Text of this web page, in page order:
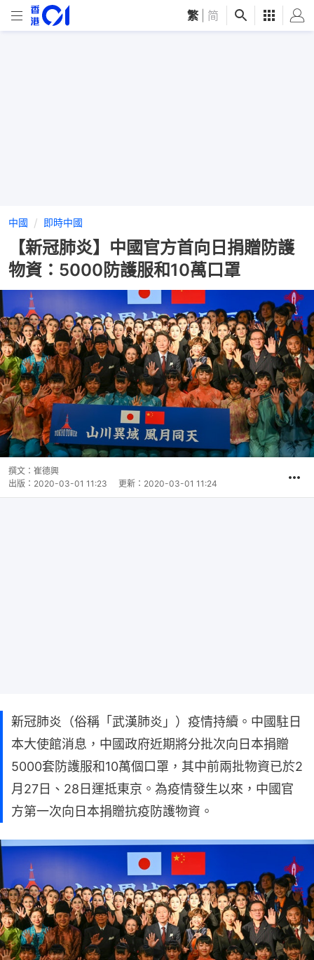
繁 简
中國 即時中國
【新冠肺炎】中國官方首向日捐贈防護
物資：5000防護服和10萬口罩
撰文： 崔德興
出版： 2020-03-01 11:23 更新： 2020-03-01 11:24
新冠肺炎（俗稱「武漢肺炎」）疫情持續。中國駐日
本大使館消息，中國政府近期將分批次向日本捐贈
5000套防護服和10萬個口罩，其中前兩批物資已於2
月27日、28日運抵東京。為疫情發生以來，中國官
方第一次向日本捐贈抗疫防護物資。